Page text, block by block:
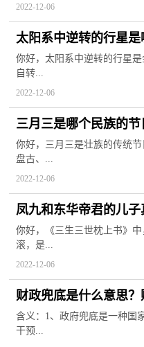
2022-12-06
太阳系中逆转的行星
员是谁？
你好，太阳系中逆转的行星
自转...
2022-12-06
三月三是哪个民族的
日？
你好，三月三是壮族的传统
盘古、...
2022-12-06
凤九和东华帝君的儿
结局番外是什么？
你好，《三生三世枕上书》
滚，是...
2022-12-06
财政兜底是什么意思
吗？
含义：1、政府兜底是一种国
干预...